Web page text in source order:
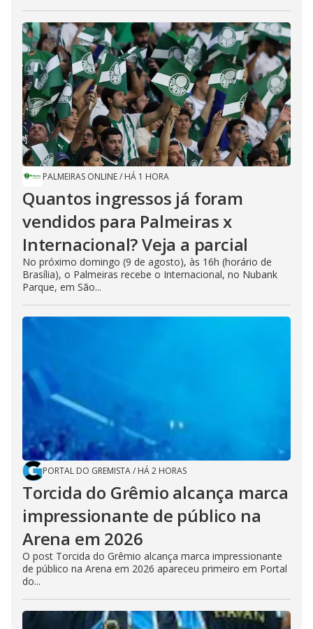
PALMEIRAS ONLINE/ HÁ 1 HORA
Quantos ingressos já foram
vendidos para Palmeiras x
Internacional? Veja a parcial
No próximo domingo (9 de agosto), às 16h (horário de
Brasília), o Palmeiras recebe o Internacional, no Nubank
Parque, em São...
PORTAL DO GREMISTA/ HÁ 2 HORAS
Torcida do Grêmio alcança marca
impressionante de público na
Arena em 2026
O post Torcida do Grêmio alcança marca impressionante
de público na Arena em 2026 apareceu primeiro em Portal
do...